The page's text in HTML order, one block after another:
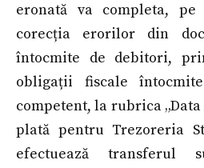
eronată va completa,
corecția erorilor din
întocmite de debitori,
obligații fiscale
competent, la rubrica
plată pentru Trezoreria
efectuează transferul